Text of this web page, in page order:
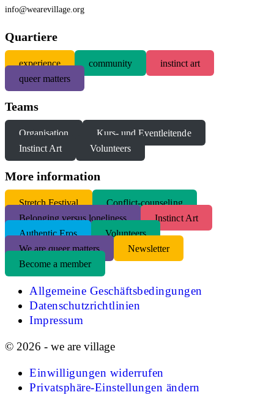
info@wearevillage.org
Quartiere
experience community
instinct art
queer matters
Teams
Organisation
Kurs- und Eventleitende
Instinct Art
Volunteers
More information
Stretch Festival
Conflict-counseling
Belonging versus loneliness
Instinct Art
Authentic Eros
Volunteers
We are queer matters
Newsletter
Become a member
Allgemeine Geschäftsbedingungen
Datenschutzrichtlinien
Impressum
© 2026 - we are village
Einwilligungen widerrufen
Privatsphäre-Einstellungen ändern